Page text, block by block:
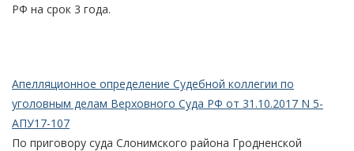
РФ на срок 3 года.
Апелляционное определение Судебной коллегии по
уголовным делам Верховного Суда РФ от 31.10.2017 N 5-
АПУ17-107
По приговору суда Слонимского района Гродненской